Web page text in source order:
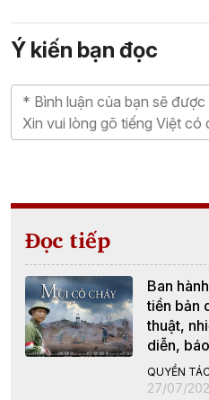
Ý kiến bạn đọc
Đọc tiếp
Ban
tiền bản
thuật,
diễn,
QUYỀN
27/07/